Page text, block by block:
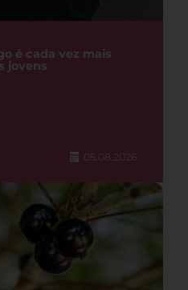
é cada vez mais
jovens
05.08.2026